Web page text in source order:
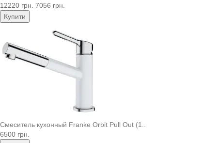
12220 грн. 7056 грн.
Купити
Смеситель кухонный Franke Orbit Pull Out (1..
6500 грн.